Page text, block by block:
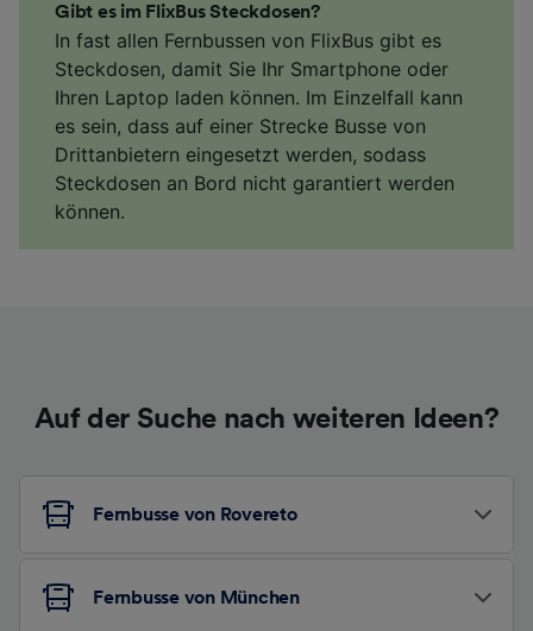
Gibt es im FlixBus Steckdosen?
In fast allen Fernbussen von FlixBus gibt es
Steckdosen, damit Sie Ihr Smartphone oder
Ihren Laptop laden können. Im Einzelfall kann
es sein, dass auf einer Strecke Busse von
Drittanbietern eingesetzt werden, sodass
Steckdosen an Bord nicht garantiert werden
können.
Auf der Suche nach weiteren Ideen?
Fernbusse von Rovereto
Fernbusse von München